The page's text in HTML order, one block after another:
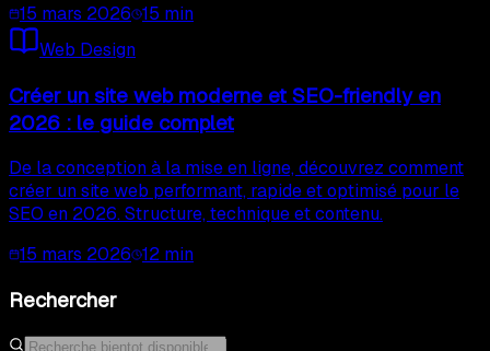
15 mars 2026 15 min
Web Design
Créer un site web moderne et SEO-friendly en
2026 : le guide complet
De la conception à la mise en ligne, découvrez comment
créer un site web performant, rapide et optimisé pour le
SEO en 2026. Structure, technique et contenu.
15 mars 2026 12 min
Rechercher